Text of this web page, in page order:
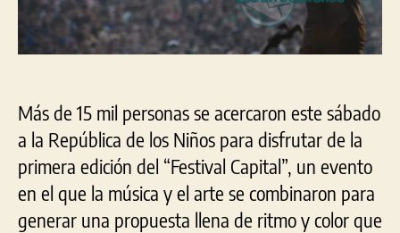
Más de 15 mil personas se acercaron este sábado
a la República de los Niños para disfrutar de la
primera edición del “Festival Capital”, un evento
en el que la música y el arte se combinaron para
generar una propuesta llena de ritmo y color que